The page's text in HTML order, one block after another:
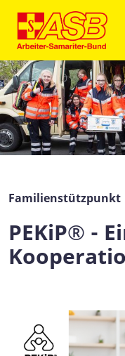
Familienstützpunkt
PEKiP® -